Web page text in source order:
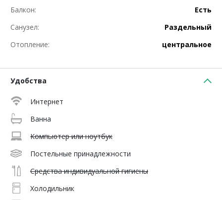
Балкон:
Есть
Санузел:
Раздельный
Отопление:
центральное
Удобства
Интернет
Ванна
Компьютер или ноутбук
Постельные принадлежности
Средства индивидуальной гигиены
Холодильник